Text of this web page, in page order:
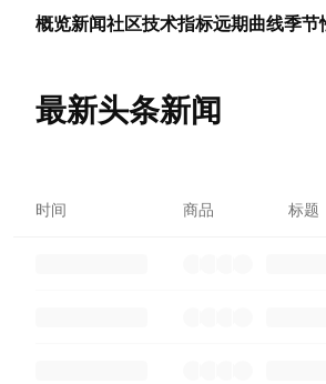
概览新闻社区技术指标远期曲线季节
最新头条新闻
时间 商品 标题